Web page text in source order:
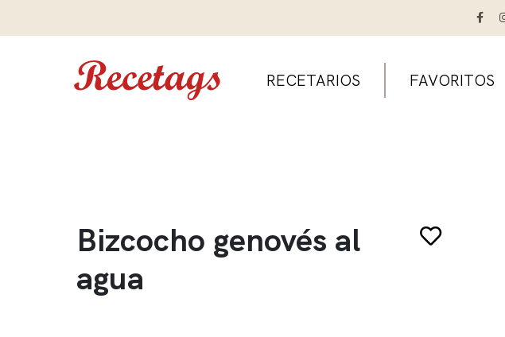
RECETARIOS FAVORITOS
Bizcocho genovés al
agua